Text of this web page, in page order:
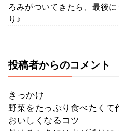
ろみがついてきたら、最後
り♪
投稿者からのコメント
きっかけ
野菜をたっぷり食べたくて
おいしくなるコツ